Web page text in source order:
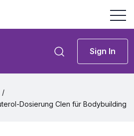
Sign In
/
Dosierung Clen für Bodybuilding